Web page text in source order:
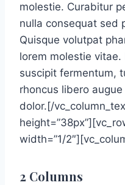
molestie. Curabitur
nulla consequat sed
Quisque volutpat
lorem molestie
suscipit fermentum,
rhoncus libero
dolor.[/
width=”1/
2 Columns